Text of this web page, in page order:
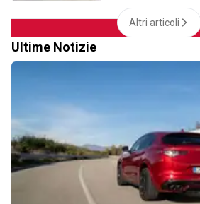
Altri articoli
Ultime Notizie